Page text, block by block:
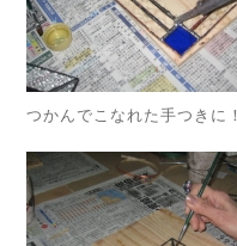
つかんでこなれた手つきに！